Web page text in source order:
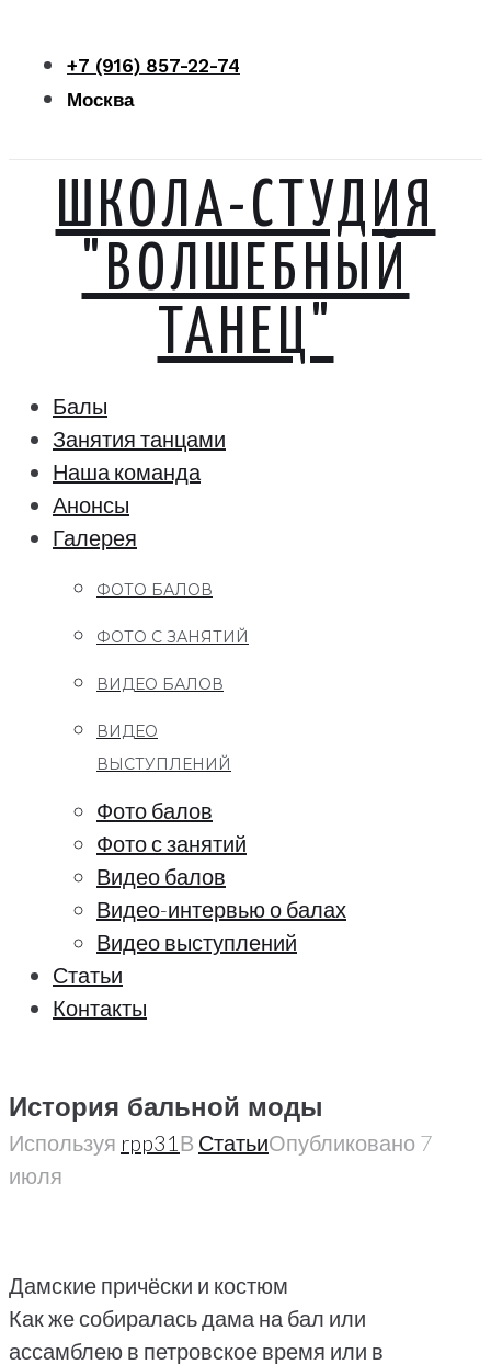
контенту
+7 (916) 857-22-74
Москва
ШКОЛА-СТУДИЯ
"ВОЛШЕБНЫЙ
ТАНЕЦ"
Балы
Занятия танцами
Наша команда
Анонсы
Галерея
ФОТО БАЛОВ
ФОТО С ЗАНЯТИЙ
ВИДЕО БАЛОВ
ВИДЕО
ВЫСТУПЛЕНИЙ
Фото балов
Фото с занятий
Видео балов
Видео-интервью о балах
Видео выступлений
Статьи
Контакты
История бальной моды
Используя rpp31 В СтатьиОпубликовано 7
июля
Дамские причёски и костюм
Как же собиралась дама на бал или
ассамблею в петровское время или в